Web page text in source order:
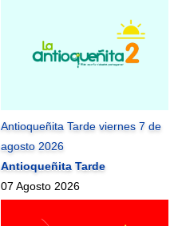
Antioqueñita Tarde viernes 7 de
agosto 2026
Antioqueñita Tarde
07 Agosto 2026